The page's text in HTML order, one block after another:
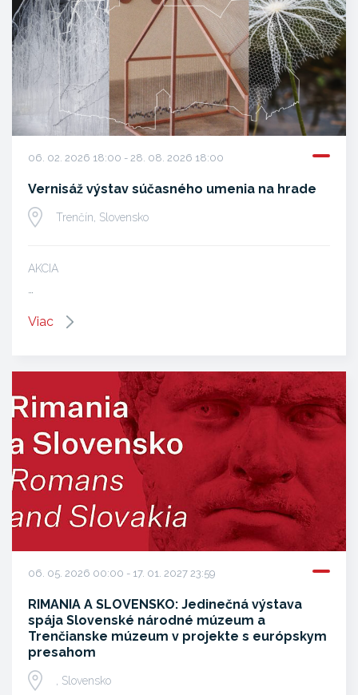
06. 02. 2026 18:00 - 28. 08. 2026 18:00
Vernisáž výstav súčasného umenia na hrade
Trenčín, Slovensko
AKCIA
Viac
06. 05. 2026 00:00 - 17. 01. 2027 23:59
RIMANIA A SLOVENSKO: Jedinečná výstava
spája Slovenské národné múzeum a
Trenčianske múzeum v projekte s európskym
presahom
, Slovensko